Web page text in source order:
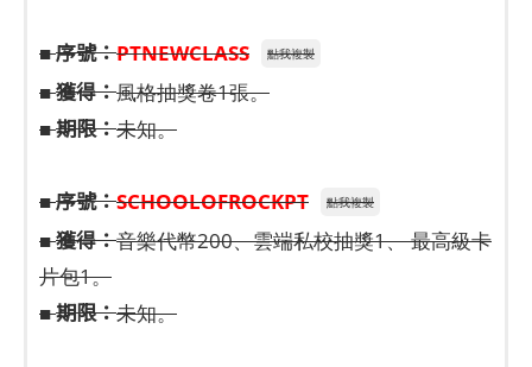
■序號：PTNEWCLASS 點我複製
■獲得：風格抽獎卷1張。
■期限：未知。
■序號：SCHOOLOFROCKPT 點我複製
■獲得：音樂代幣200、雲端私校抽獎1、 最高級卡
片包1。
■期限：未知。